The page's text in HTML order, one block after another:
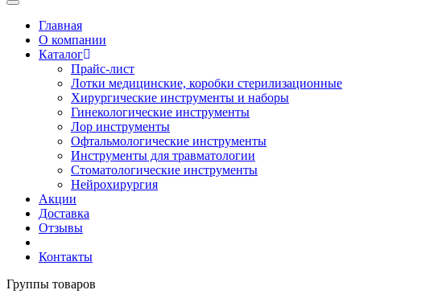
Toggle navigation
Главная
О компании
Каталог
Прайс-лист
Лотки медицинские, коробки стерилизационные
Хирургические инструменты и наборы
Гинекологические инструменты
Лор инструменты
Офтальмологические инструменты
Инструменты для травматологии
Стоматологические инструменты
Нейрохирургия
Акции
Доставка
Отзывы
Контакты
Группы товаров